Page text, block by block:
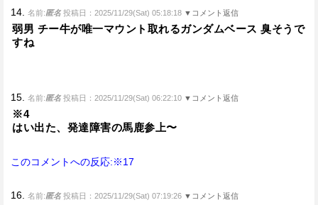
14. 名前:匿名 投稿日：2025/11/29(Sat) 05:18:18 ▼コメント返信
弱男 チー牛が唯一マウント取れるガンダムベース 臭そうで
すね
15. 名前:匿名 投稿日：2025/11/29(Sat) 06:22:10 ▼コメント返信
※4
はい出た、発達障害の馬鹿参上〜
このコメントへの反応:※17
16. 名前:匿名 投稿日：2025/11/29(Sat) 07:19:26 ▼コメント返信